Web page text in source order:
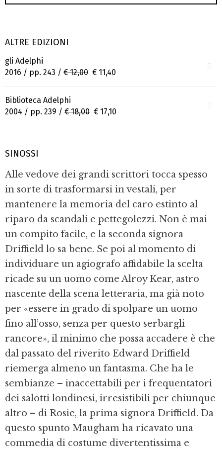
ALTRE EDIZIONI
gli Adelphi
2016 / pp. 243 / € 12,00 € 11,40
Biblioteca Adelphi
2004 / pp. 239 / € 18,00 € 17,10
SINOSSI
Alle vedove dei grandi scrittori tocca spesso
in sorte di trasformarsi in vestali, per
mantenere la memoria del caro estinto al
riparo da scandali e pettegolezzi. Non è mai
un compito facile, e la seconda signora
Driffield lo sa bene. Se poi al momento di
individuare un agiografo affidabile la scelta
ricade su un uomo come Alroy Kear, astro
nascente della scena letteraria, ma già noto
per «essere in grado di spolpare un uomo
fino all’osso, senza per questo serbargli
rancore», il minimo che possa accadere è che
dal passato del riverito Edward Driffield
riemerga almeno un fantasma. Che ha le
sembianze – inaccettabili per i frequentatori
dei salotti londinesi, irresistibili per chiunque
altro – di Rosie, la prima signora Driffield. Da
questo spunto Maugham ha ricavato una
commedia di costume divertentissima e